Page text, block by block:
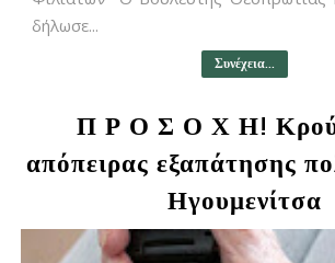
δήλωσε...
Συνέχεια...
Π Ρ Ο Σ Ο Χ Η!
απόπειρας εξαπάτησης
Ηγουμενίτσα